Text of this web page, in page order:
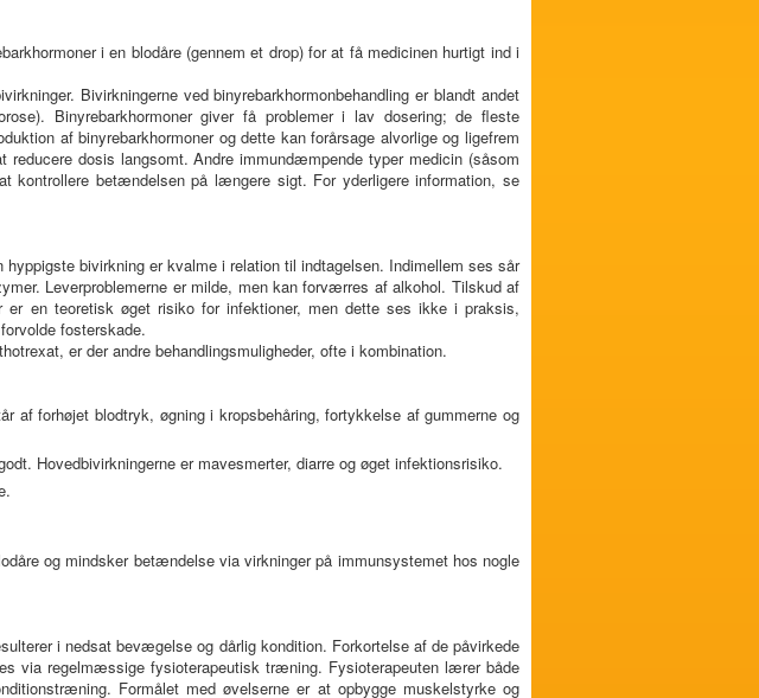
i en blodåre (gennem et drop) for at få medicinen hurtigt ind i
Bivirkningerne ved binyrebarkhormonbehandling er blandt andet
Binyrebarkhormoner giver få problemer i lav dosering; de fleste
af binyrebarkhormoner og dette kan forårsage alvorlige og ligefrem
dosis langsomt. Andre immundæmpende typer medicin (såsom
kontrollere betændelsen på længere sigt. For yderligere information, se
bivirkning er kvalme i relation til indtagelsen. Indimellem ses sår
Leverproblemerne er milde, men kan forværres af alkohol. Tilskud af
en teoretisk øget risiko for infektioner, men dette ses ikke i praksis,
fosterskade.
er der andre behandlingsmuligheder, ofte i kombination.
af forhøjet blodtryk, øgning i kropsbehåring, fortykkelse af gummerne og
Hovedbivirkningerne er mavesmerter, diarre og øget infektionsrisiko.
og mindsker betændelse via virkninger på immunsystemet hos nogle
i nedsat bevægelse og dårlig kondition. Forkortelse af de påvirkede
via regelmæssige fysioterapeutisk træning. Fysioterapeuten lærer både
Formålet med øvelserne er at opbygge muskelstyrke og